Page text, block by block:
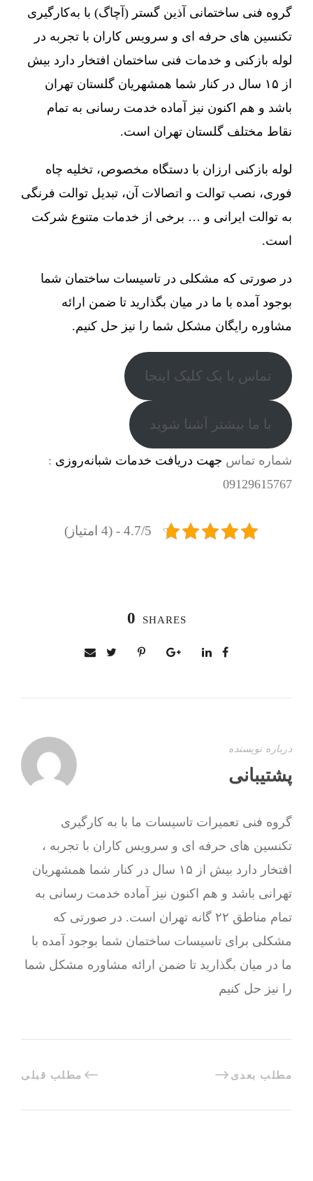
گروه فنی ساختمانی آذین گستر (آچاگ) با به‌کارگیری
تکنسین های حرفه ای و سرویس کاران با تجربه در
لوله بازکنی و خدمات فنی ساختمان افتخار دارد بیش
از ۱۵ سال در کنار شما همشهریان گلستان تهران
باشد و هم اکنون نیز آماده خدمت رسانی به تمام
نقاط مختلف گلستان تهران است.
لوله بازکنی ارزان با دستگاه مخصوص، تخلیه چاه
فوری، نصب توالت و اتصالات آن، تبدیل توالت فرنگی
به توالت ایرانی و … برخی از خدمات متنوع شرکت
است.
در صورتی که مشکلی در تاسیسات ساختمان شما
بوجود آمده با ما در میان بگذارید تا ضمن ارائه
مشاوره رایگان مشکل شما را نیز حل کنیم.
تماس با یک کلیک اینجا
با ما بیشتر آشنا شوید
شماره تماس جهت دریافت خدمات شبانه‌روزی :
09129615767
4.7/5 - (4 امتیاز)
0 SHARES
درباره نویسنده
پشتیبانی
گروه فنی تعمیرات تاسیسات ما با به‌ کارگیری
تکنسین های حرفه ای و سرویس کاران با تجربه ،
افتخار دارد بیش از ۱۵ سال در کنار شما همشهریان
تهرانی باشد و هم اکنون نیز آماده خدمت رسانی به
تمام مناطق ۲۲ گانه تهران است. در صورتی که
مشکلی برای تاسیسات ساختمان شما بوجود آمده با
ما در میان بگذارید تا ضمن ارائه مشاوره مشکل شما
را نیز حل کنیم
مطلب قبلی مطلب بعدی